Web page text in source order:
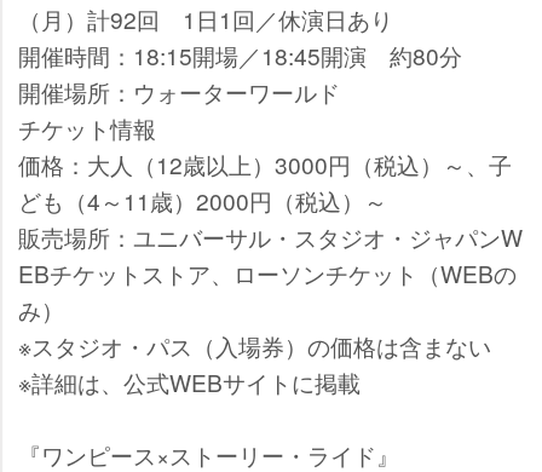
（月）計92回 1日1回／休演日あり
開催時間：18:15開場／18:45開演 約80分
開催場所：ウォーターワールド
チケット情報
価格：大人（12歳以上）3000円（税込）～、子
ども（4～11歳）2000円（税込）～
販売場所：ユニバーサル・スタジオ・ジャパンW
EBチケットストア、ローソンチケット（WEBの
み）
※スタジオ・パス（入場券）の価格は含まない
※詳細は、公式WEBサイトに掲載
『ワンピース×ストーリー・ライド』